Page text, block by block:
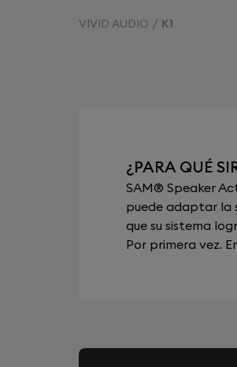
VIVID AUDIO K1
¿PARA QUÉ
SAM® Speaker
puede adaptar la
que su sistema
Por primera vez.